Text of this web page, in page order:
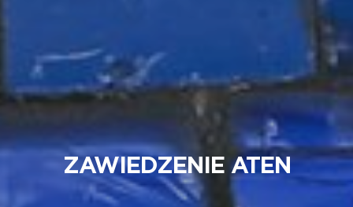
ZAWIEDZENIE ATEN